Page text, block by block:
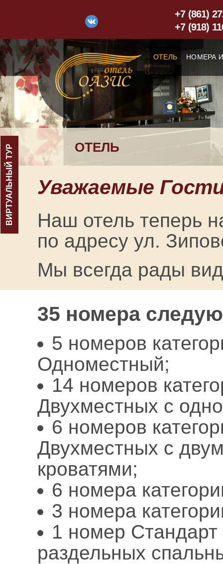
ВИРТУАЛЬНЫЙ ТУР
+7 (861)
+7 (918)
ОТЕЛЬ НОМЕРА
ОТЕЛЬ
Уважаемые
Наш отель теперь
по адресу ул.
Мы всегда рады
35 номера
5 номеров
Одноместный;
14 номеров
Двухместных с
6 номеров
Двухместных с
кроватями;
6 номера
3 номера
1 номер
раздельных